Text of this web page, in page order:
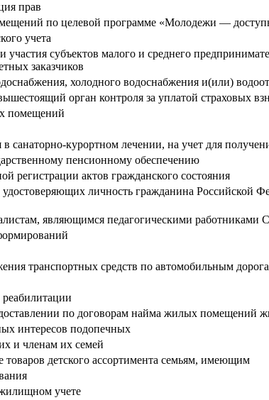
прав
по целевой программе «Молодежи —
учета
субъектов малого и среднего
заказчиков
холодного водоснабжения и(или)
орган контроля за уплатой страховых
помещений
курортном лечении, на учет для
пенсионному обеспечению
регистрации актов гражданского состояния
личность гражданина Российской
являющимся педагогическими
транспортных средств по автомобильным
по договорам найма жилых помещений
интересов подопечных
и членам их семей
детского ассортимента семьям, имеющим
учете